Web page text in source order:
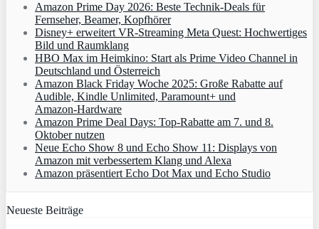
Amazon Prime Day 2026: Beste Technik-Deals für
Fernseher, Beamer, Kopfhörer
Disney+ erweitert VR‑Streaming Meta Quest: Hochwertiges
Bild und Raumklang
HBO Max im Heimkino: Start als Prime Video Channel in
Deutschland und Österreich
Amazon Black Friday Woche 2025: Große Rabatte auf
Audible, Kindle Unlimited, Paramount+ und
Amazon‑Hardware
Amazon Prime Deal Days: Top-Rabatte am 7. und 8.
Oktober nutzen
Neue Echo Show 8 und Echo Show 11: Displays von
Amazon mit verbessertem Klang und Alexa
Amazon präsentiert Echo Dot Max und Echo Studio
Neueste Beiträge